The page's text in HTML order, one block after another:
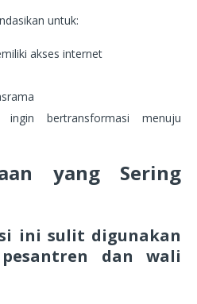
untuk:
akses internet
bertransformasi menuju
yang Sering
ini sulit digunakan
dan wali